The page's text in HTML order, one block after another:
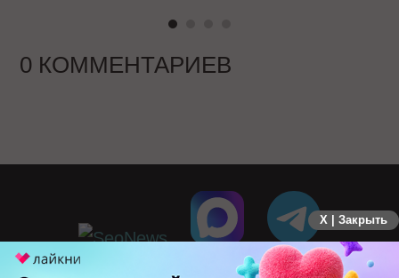
0 КОММЕНТАРИЕВ
X | Закрыть
ПЕРЕЙТИ НА ПОЛНУЮ ВЕРСИЮ